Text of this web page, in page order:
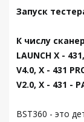
Запуск
К числу
LAUNCH X -
V4.0, X - 431
V2.0, X - 431 -
BST360 - это